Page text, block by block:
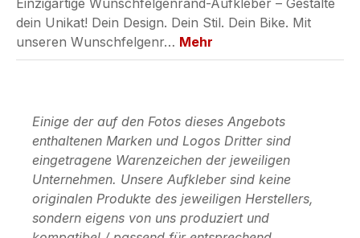
dein Unikat! Dein Design. Dein Stil. Dein Bike. Mit
unseren Wunschfelgenr… Mehr
Einige der auf den Fotos dieses Angebots
enthaltenen Marken und Logos Dritter sind
eingetragene Warenzeichen der jeweiligen
Unternehmen. Unsere Aufkleber sind keine
originalen Produkte des jeweiligen Herstellers,
sondern eigens von uns produziert und